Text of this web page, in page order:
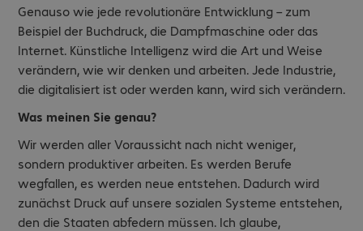
Genauso wie jede revolutionäre Entwicklung – zum
Beispiel der Buchdruck, die Dampfmaschine oder das
Internet. Künstliche Intelligenz wird die Art und Weise
verändern, wie wir denken und arbeiten. Jede Industrie,
die digitalisiert ist oder werden kann, wird sich verändern.
Was meinen Sie genau?
Wir werden aller Voraussicht nach nicht weniger,
sondern produktiver arbeiten. Es werden Berufe
wegfallen, es werden neue entstehen. Dadurch wird
zunächst Druck auf unsere sozialen Systeme entstehen,
den die Staaten abfedern müssen. Ich glaube,